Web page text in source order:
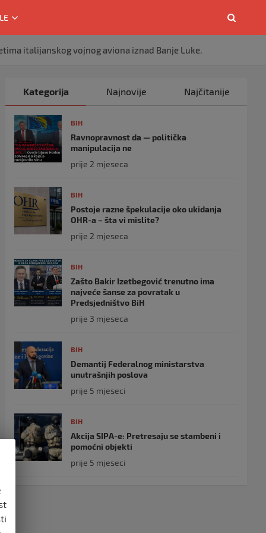
italijanskog vojnog aviona iznad Banje Luke.
Kategorija Najnovije Najčitanije
BIH
Ravnopravnost da — politička
manipulacija ne
prije 2 mjeseca
BIH
Postoje razne špekulacije oko ukidanja
OHR-a – šta vi mislite?
prije 2 mjeseca
BIH
Zašto Bakir Izetbegović trenutno ima
najveće šanse za povratak u
Predsjedništvo BiH
prije 3 mjeseca
BIH
Demantij Federalnog ministarstva
unutrašnjih poslova
prije 5 mjeseci
BIH
Akcija SIPA-e: Pretresaju se stambeni i
pomoćni objekti
prije 5 mjeseci